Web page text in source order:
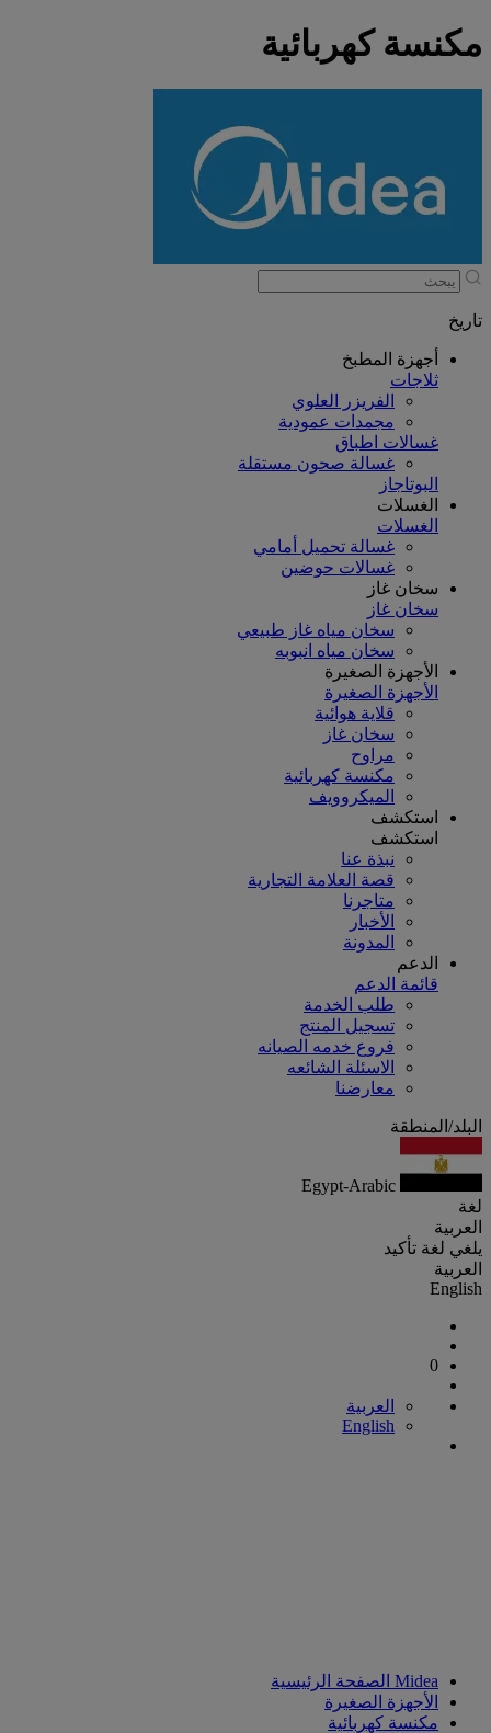
مكنسة كهربائية
تاريخ
أجهزة المطبخ
ثلاجات
الفريزر العلوي
مجمدات عمودية
غسالات اطباق
غسالة صحون مستقلة
البوتاجاز
الغسلات
الغسلات
غسالة تحميل أمامي
غسالات حوضين
سخان غاز
سخان غاز
سخان مياه غاز طبيعي
سخان مياه انبوبه
الأجهزة الصغيرة
الأجهزة الصغيرة
قلاية هوائية
سخان غاز
مراوح
مكنسة كهربائية
الميكروويف
استكشف
استكشف
نبذة عنا
قصة العلامة التجارية
متاجرنا
الأخبار
المدونة
الدعم
قائمة الدعم
طلب الخدمة
تسجيل المنتج
فروع خدمه الصيانه
الاسئلة الشائعه
معارضنا
البلد/المنطقة
Egypt-Arabic
لغة
العربية
يلغي لغة تأكيد
العربية
English
0
العربية
English
Midea الصفحة الرئيسية
الأجهزة الصغيرة
مكنسة كهربائية